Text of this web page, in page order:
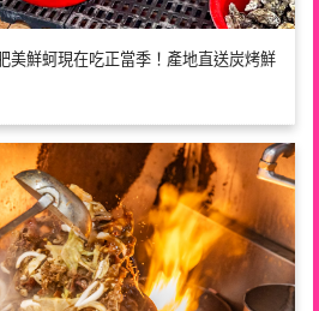
美鮮蚵現在吃正當季！產地直送炭烤鮮